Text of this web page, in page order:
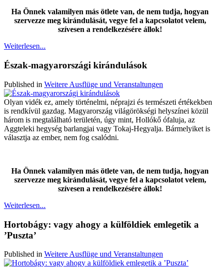
Ha Önnek valamilyen más ötlete van, de nem tudja, hogyan
szervezze meg kirándulását, vegye fel a kapcsolatot velem,
szívesen a rendelkezésére állok!
Weiterlesen...
Észak-magyarországi kirándulások
Published in Weitere Ausflüge und Veranstaltungen
Olyan vidék ez, amely történelmi, néprajzi és természeti értékekben
is rendkívül gazdag. Magyarország világörökségi helyszínei közül
három is megtalálható területén, úgy mint, Hollókő ófaluja, az
Aggteleki hegység barlangjai vagy Tokaj-Hegyalja. Bármelyiket is
választja az ember, nem fog csalódni.
Ha Önnek valamilyen más ötlete van, de nem tudja, hogyan
szervezze meg kirándulását, vegye fel a kapcsolatot velem,
szívesen a rendelkezésére állok!
Weiterlesen...
Hortobágy: vagy ahogy a külföldiek emlegetik a
’Puszta’
Published in Weitere Ausflüge und Veranstaltungen